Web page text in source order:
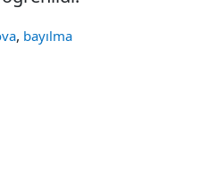
, bayılma